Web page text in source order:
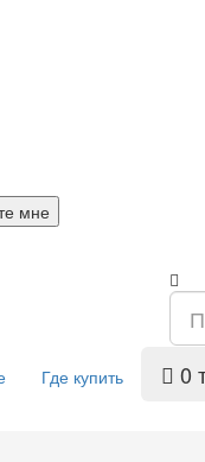
Где купить 0